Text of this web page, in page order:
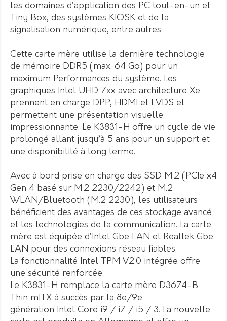
les domaines d’application des PC tout-en-un et
Tiny Box, des systèmes KIOSK et de la
signalisation numérique, entre autres.
Cette carte mère utilise la dernière technologie
de mémoire DDR5 (max. 64 Go) pour un
maximum Performances du système. Les
graphiques Intel UHD 7xx avec architecture Xe
prennent en charge DPP, HDMI et LVDS et
permettent une présentation visuelle
impressionnante. Le K3831-H offre un cycle de vie
prolongé allant jusqu’à 5 ans pour un support et
une disponibilité à long terme.
Avec à bord prise en charge des SSD M.2 (PCIe x4
Gen 4 basé sur M.2 2230/2242) et M.2
WLAN/Bluetooth (M.2 2230), les utilisateurs
bénéficient des avantages de ces stockage avancé
et les technologies de la communication. La carte
mère est équipée d’Intel Gbe LAN et Realtek Gbe
LAN pour des connexions réseau fiables.
La fonctionnalité Intel TPM V2.0 intégrée offre
une sécurité renforcée.
Le K3831-H remplace la carte mère D3674-B
Thin mITX à succès par la 8e/9e
génération Intel Core i9 / i7 / i5 / 3. La nouvelle